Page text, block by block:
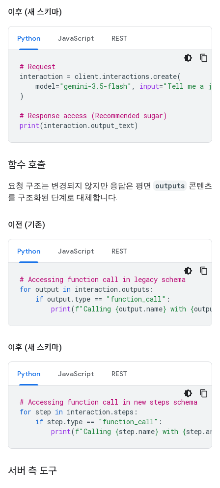
이후 (새 스키마)
Python JavaScript REST
# Request
interaction = client. interactions .create(
model="gemini-3.5-flash" , input="Tell me a
)
# Response access (Recommended sugar)
print(interaction .output_text)
함수 호출
요청 구조는 변경되지 않지만 응답은 평면 outputs 콘텐츠
를 구조화된 단계로 대체합니다.
이전 (기존)
Python JavaScript REST
# Accessing function call in legacy schema
for output in interaction .outputs :
if output. type == "function_call" :
print(f"Calling {output.name} with {output
이후 (새 스키마)
Python JavaScript REST
# Accessing function call in new steps schema
for step in interaction . steps :
if step . type == "function_call" :
print(f"Calling {step .name} with {step .
서버 측 도구